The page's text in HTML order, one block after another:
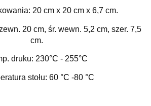
20 cm x 20 cm x 6,7 cm.
20 cm, śr. wewn. 5,2 cm, szer. 7,5
cm.
druku: 230°C - 255°C
stołu: 60 °C -80 °C